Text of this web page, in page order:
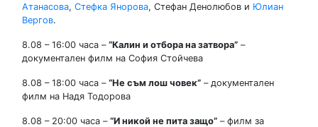
Атанасова, Стефка Янорова, Стефан Денолюбов и Юлиан
Вергов.
8.08 – 16:00 часа – “Калин и отбора на затвора” –
документален филм на София Стойчева
8.08 – 18:00 часа – “Не съм лош човек” – документален
филм на Надя Тодорова
8.08 – 20:00 часа – “И никой не пита защо” – филм за